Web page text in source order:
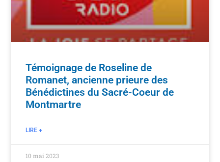
Témoignage de Roseline de
Romanet, ancienne prieure des
Bénédictines du Sacré-Coeur de
Montmartre
LIRE +
10 mai 2023